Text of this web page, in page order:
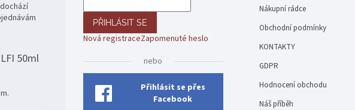
50ml
je 5 z 5 hvězdiček.
PŘIHLÁSIT SE
Nová registraceZapomenuté heslo
nebo
Přihlásit se přes
Facebook
Nákupní rádce
Obchodní podmínky
KONTAKTY
GDPR
Hodnocení obchodu
Náš příběh